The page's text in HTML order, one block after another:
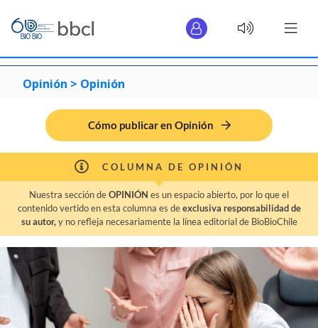
Opinión > Opinión
Cómo publicar en Opinión
COLUMNA DE OPINIÓN
Nuestra sección deOPINIÓN es un espacio abierto, por lo que el
contenido vertido en esta columna es deexclusiva responsabilidad de
su autor,y no refleja necesariamente la línea editorial de BioBioChile